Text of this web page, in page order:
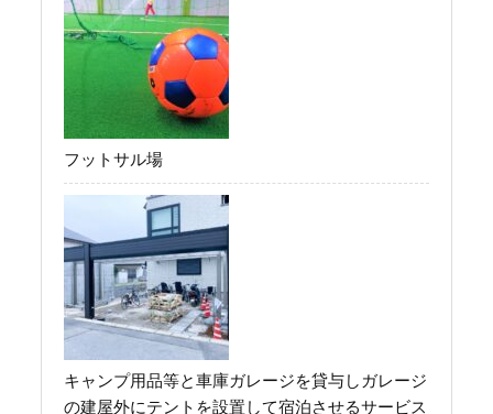
フットサル場
キャンプ用品等と車庫ガレージを貸与しガレージ
の建屋外にテントを設置して宿泊させるサービス